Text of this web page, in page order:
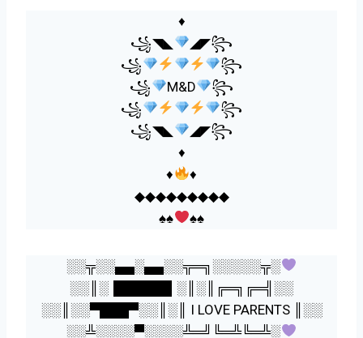
♦
꧁◥◣
◢◤꧂
꧁
꧂
꧁
M&D
꧂
꧁
꧂
꧁◥◣
◢◤꧂
♦
♦
♦
◆◆◆◆◆◆◆◆◆
♠️♠️ ♠️♠️
░░╦░░▄▄░▄▄░░╦═╗░░░░░╦░
░░║░▐█████▌░║░║╔═╗╔═╣░░
░░║░░▀███▀░░║░║ I LOVE PARENTS ║░░
░░╩░░░░▀░░░░╩═╝╚═╩╚═╩░